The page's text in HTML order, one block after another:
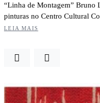
“Linha de Montagem” Bruno
pinturas no Centro Cultural
LEIA MAIS